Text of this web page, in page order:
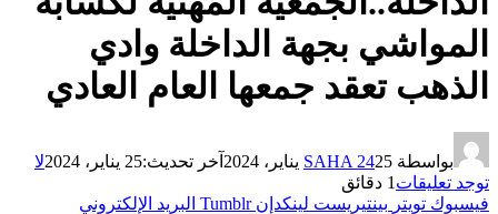
المواشي بجهة الداخلة وادي
الذهب تعقد جمعها العام العادي
بواسطة SAHA 2425 يناير، 2024 آخر تحديث:25 يناير، 2024
لا
توجد تعليقات 1 دقائق
فيسبوك تويتر بينتيريست لينكدإن Tumblr البريد الإلكتروني